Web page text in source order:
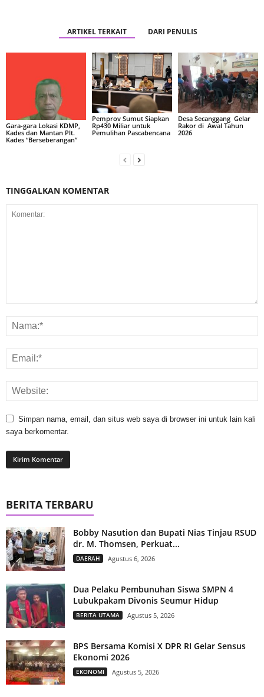
ARTIKEL TERKAIT DARI PENULIS
Gara-gara Lokasi KDMP,
Kades dan Mantan Plt.
Kades “Berseberangan”
Pemprov Sumut Siapkan
Rp430 Miliar untuk
Pemulihan Pascabencana
Desa Secanggang Gelar
Rakor di Awal Tahun
2026
TINGGALKAN KOMENTAR
Simpan nama, email, dan situs web saya di browser ini untuk lain kali
saya berkomentar.
BERITA TERBARU
Bobby Nasution dan Bupati Nias Tinjau RSUD
dr. M. Thomsen, Perkuat...
DAERAH Agustus 6, 2026
Dua Pelaku Pembunuhan Siswa SMPN 4
Lubukpakam Divonis Seumur Hidup
BERITA UTAMA Agustus 5, 2026
BPS Bersama Komisi X DPR RI Gelar Sensus
Ekonomi 2026
EKONOMI Agustus 5, 2026